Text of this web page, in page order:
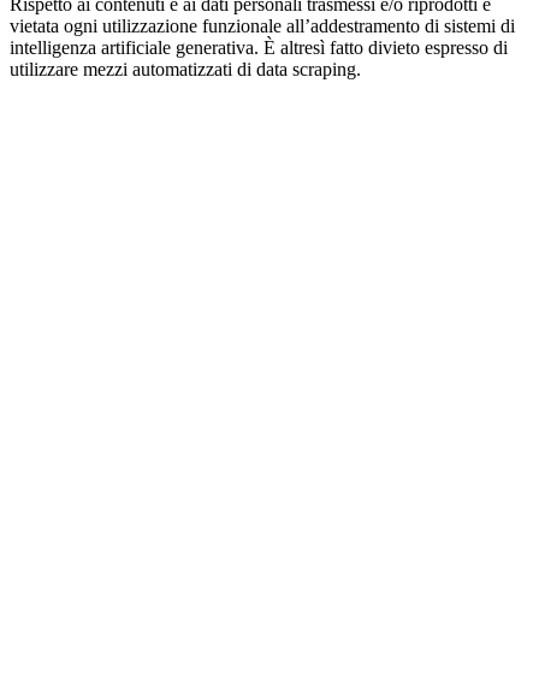
Rispetto ai contenuti e ai dati personali trasmessi e/o riprodotti è
vietata ogni utilizzazione funzionale all’addestramento di sistemi di
intelligenza artificiale generativa. È altresì fatto divieto espresso di
utilizzare mezzi automatizzati di data scraping.